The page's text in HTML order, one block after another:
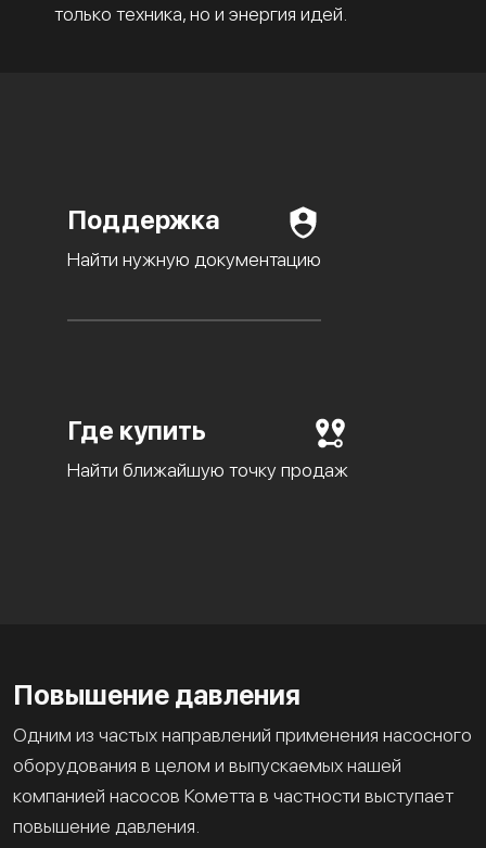
только техника, но и энергия идей.
Поддержка
Найти нужную документацию
Где купить
Найти ближайшую точку продаж
Повышение давления
Одним из частых направлений применения насосного
оборудования в целом и выпускаемых нашей
компанией насосов Кометта в частности выступает
повышение давления.